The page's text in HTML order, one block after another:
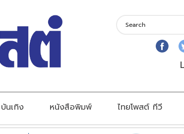
บันเทิง หนังสือพิมพ์ ไทยโพสต์ ทีวี